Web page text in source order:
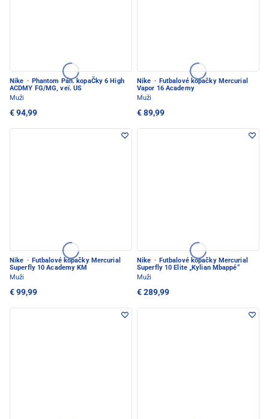
Nike · Phantom Pán. kopaČky 6 High
ACDMY FG/MG, veï. US
Muži
€ 94,99
Nike · Futbalové kopačky Mercurial
Vapor 16 Academy
Muži
€ 89,99
Nike · Futbalové kopačky Mercurial
Superfly 10 Academy KM
Muži
€ 99,99
Nike · Futbalové kopačky Mercurial
Superfly 10 Elite „Kylian Mbappé“
Muži
€ 289,99